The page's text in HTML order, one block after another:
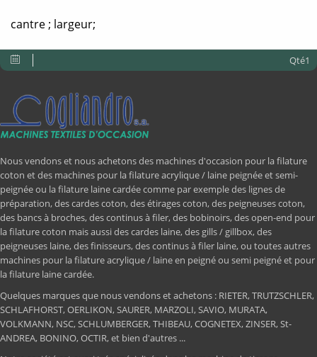
cantre ; largeur;
Qté1
Nous vendons et nous achetons des machines d'occasion pour la filature
coton et des machines pour la filature acrylique / laine peignée et semi-
peignée ou la filature laine cardée comme par exemple des lignes de
préparation, des cardes coton, des étirages coton, des peigneuses coton,
des bancs à broches, des continus à filer, des bobinoirs, des open-end pour
la filature coton mais aussi des cardes laine, des gills / gillbox, des
peigneuses laine, des finisseurs, des continus à filer laine, ou toutes autres
machines pour la filature acrylique / laine en peigné ou semi peigné et pour
la filature laine cardée.
Quelques marques que nous vendons et achetons : RIETER, TRUTZSCHLER,
SCHLAFHORST, OERLIKON, SAURER, MARZOLI, SAVIO, MURATA,
VOLKMANN, NSC, SCHLUMBERGER, THIBEAU, COGNETEX, ZINSER, St-
ANDREA, BONINO, OCTIR, et bien d'autres ...